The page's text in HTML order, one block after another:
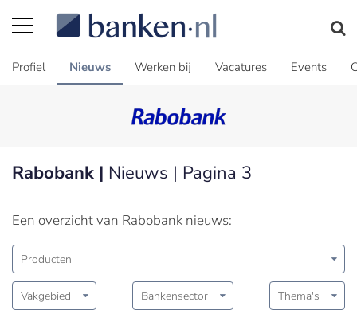
Profiel Nieuws Werken bij Vacatures Events
Rabobank | Nieuws | Pagina 3
Een overzicht van Rabobank nieuws:
Producten
Vakgebied Bankensector Thema's